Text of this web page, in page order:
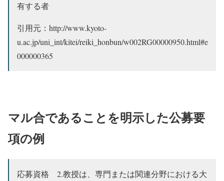
有する者
引用元：http://www.kyoto-
u.ac.jp/uni_int/kitei/reiki_honbun/w002RG00000950.html#e
000000365
マル合であることを明示した公募要
項の例
応募資格 2.教授は、専門または関連分野における大